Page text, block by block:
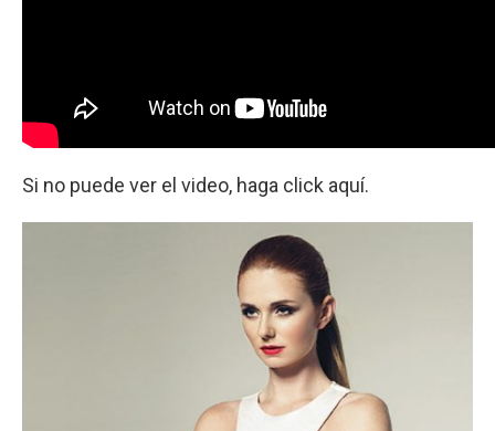
Si no puede ver el video, haga click aquí.